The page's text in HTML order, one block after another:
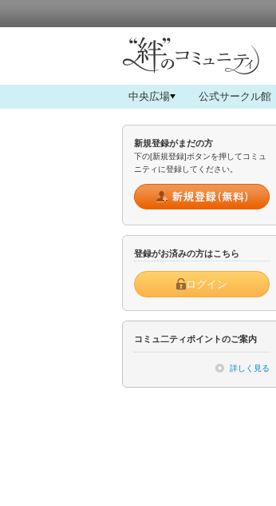
中央広場 公式サークル館
新規登録がまだの方
下の[新規登録]ボタンを押してコミュ
ニティに登録してください。
登録がお済みの方はこちら
ログイン
コミュ二ティポイントのご案内
詳しく見る